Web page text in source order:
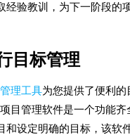
经验教训，为下一阶段的
目标管理
理工具为您提供了便利的
目管理软件是一个功能齐
和设定明确的目标，该软